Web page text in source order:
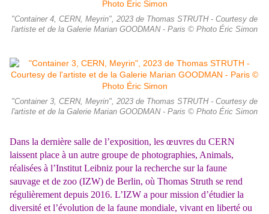
"Container 4, CERN, Meyrin", 2023 de Thomas STRUTH - Courtesy de
l'artiste et de la Galerie Marian GOODMAN - Paris © Photo Éric Simon
"Container 3, CERN, Meyrin", 2023 de Thomas STRUTH - Courtesy de
l'artiste et de la Galerie Marian GOODMAN - Paris © Photo Éric Simon
Dans la dernière salle de l’exposition, les œuvres du CERN
laissent place à un autre groupe de photographies, Animals,
réalisées à l’Institut Leibniz pour la recherche sur la faune
sauvage et de zoo (IZW) de Berlin, où Thomas Struth se rend
régulièrement depuis 2016. L’IZW a pour mission d’étudier la
diversité et l’évolution de la faune mondiale, vivant en liberté ou